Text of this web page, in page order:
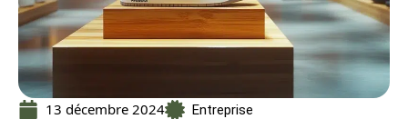
13 décembre 2024 Entreprise